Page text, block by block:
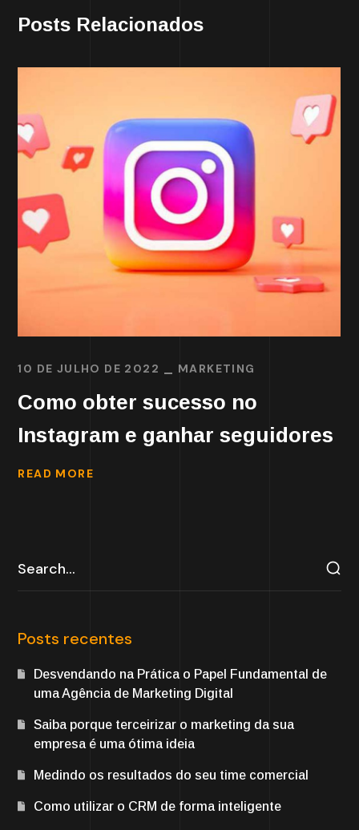
Posts Relacionados
10 DE JULHO DE 2022 MARKETING
Como obter sucesso no
Instagram e ganhar seguidores
READ MORE
Posts recentes
Desvendando na Prática o Papel Fundamental de
uma Agência de Marketing Digital
Saiba porque terceirizar o marketing da sua
empresa é uma ótima ideia
Medindo os resultados do seu time comercial
Como utilizar o CRM de forma inteligente